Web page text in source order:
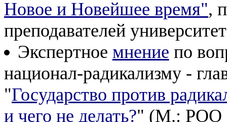
Новое и Новейшее время",
преподавателей
Экспертное мнение по
национал-радикализму -
"Государство против
и чего не делать?" (М.: РОО